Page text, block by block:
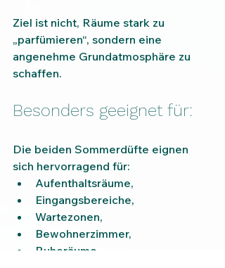
Ziel ist nicht, Räume stark zu
„parfümieren“, sondern eine
angenehme Grundatmosphäre zu
schaffen.
Besonders geeignet für:
Die beiden Sommerdüfte eignen
sich hervorragend für:
Aufenthaltsräume,
Eingangsbereiche,
Wartezonen,
Bewohnerzimmer,
Ruheräume,